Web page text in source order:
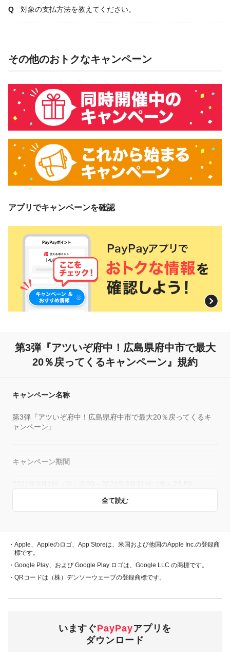
対象の支払方法を教えてください。
その他のおトクなキャンペーン
アプリでキャンペーンを確認
第3弾『アツいぞ府中！広島県府中市で最大
20％戻ってくるキャンペーン』規約
全て読む
キャンペーン名称
第3弾『アツいぞ府中！広島県府中市で最大20％戻ってくるキ
ャンペーン』
キャンペーン期間
キャンペーン期間中、対象店舗で、PayPay残高、ヤフーカー
ド、PayPayあと払い（一括のみ）でお支払いをしていただい
た方に対し、下表のとおり後日PayPayボーナスを付与しま
す。
（一括のみ）
・Apple、Appleのロゴ、App Storeは、米国および他国のApple Inc.の登録商
標です。
・Google Play、および Google Play ロゴは、Google LLC の商標です。
・QRコードは（株）デンソーウェーブの登録商標です。
いますぐPayPayアプリを
ダウンロード